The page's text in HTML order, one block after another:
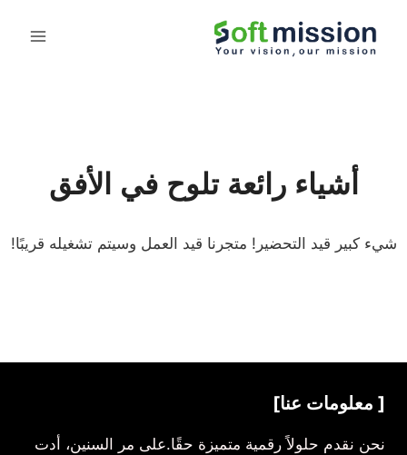
أشياء رائعة تلوح في الأفق
شيء كبير قيد التحضير! متجرنا قيد العمل وسيتم تشغيله قريبًا!
[ معلومات عنا]
نحن نقدم حلولاً رقمية متميزة حقًا.على مر السنين، أدت